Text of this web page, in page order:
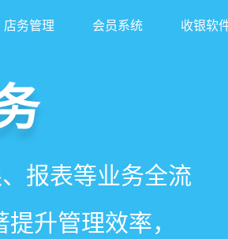
店务管理 会员系统 收银软
系统
站式解决美发门
报表等业务全流
升管理效率，
业合作等网红社
一键套用，快速
客户，打通线上
赋能社交裂变，